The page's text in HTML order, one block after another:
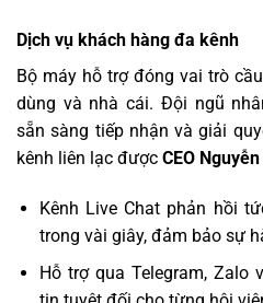
Dịch vụ khách hàng đa kênh
Bộ máy hỗ trợ đóng vai trò
dùng và nhà cái. Đội ngũ
sẵn sàng tiếp nhận và giải
kênh liên lạc được CEO
Kênh Live Chat phản hồi
trong vài giây, đảm bảo sự
Hỗ trợ qua Telegram, Zalo